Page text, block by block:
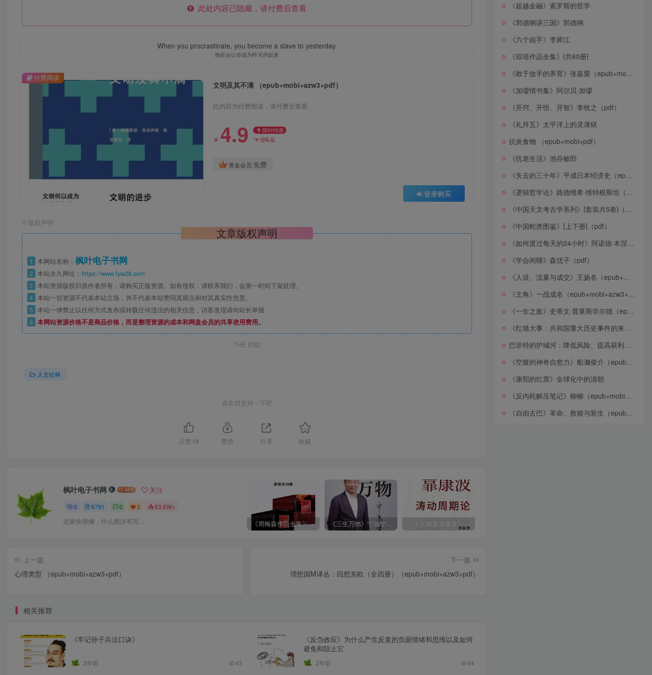
此处内容已隐藏，请付费后查看
When you procrastinate, you become a slave to yesterday.
拖延会让你成为昨天的奴隶
文明及其不满 （epub+mobi+azw3+pdf）
此内容为付费阅读，请付费后查看
￥ 4.9 限时特惠
￥29.9
黄金会员 免费
登录购买
付费阅读
© 版权声明
文章版权声明
1 本网站名称： 枫叶电子书网
2 本站永久网址： https://www.fyw28.com
3 本站资源版权归原作者所有，请购买正版资源。如有侵权，请联系我们，会第一时间下架处理。
4 本站一切资源不代表本站立场，并不代表本站赞同其观点和对其真实性负责。
5 本站一律禁止以任何方式发布或转载任何违法的相关信息，访客发现请向站长举报
6 本网站资源价格不是商品价格，而是整理资源的成本和网盘会员的共享使用费用。
THE END
人文社科
喜欢就支持一下吧
点赞 18 赞赏 分享 收藏
枫叶电子书网 关注
0 9791 0 3 63.6W+
这家伙很懒，什么都没有写... 《周梅森作品全集》[共30册] 《三生万物》宁高宁（epub+mobi+azw3+pdf） 《人生财富靠康波》波动周期论（epub+mobi+azw3+pdf）
上一篇
心理类型 （epub+mobi+azw3+pdf）
下一篇
理想国M译丛：回想东欧（全四册）（epub+mobi+azw3+pdf）
相关推荐
《牢记孙子兵法口诀》
2年前 43
《反刍效应》为什么产生反复的负面情绪和思维以及如何
避免和阻止它
2年前 44
《超越金融》索罗斯的哲学
《郭德纲讲三国》郭德纲
《六个凶手》李师江
《琼瑶作品全集》[共60册]
《敢于放手的养育》张嘉栗（epub+mobi+azw3+pdf）
《加缪情书集》阿尔贝·加缪
《开窍、开悟、开智》李牧之（pdf）
《礼拜五》太平洋上的灵薄狱
抗炎食物 （epub+mobi+pdf）
《抗老生活》池谷敏郎
《失去的三十年》平成日本经济史（epub+mobi+azw3+pdf）
《逻辑哲学论》路德维希·维特根斯坦（epub+mobi+azw3+pdf）
《中国天文考古学系列》[套装共5卷]（epub+mobi+azw3+pdf）
《中国蛇类图鉴》[上下册]（pdf）
《如何度过每天的24小时》阿诺德·本涅特（epub+mobi+azw3+pdf）
《学会闲聊》森优子（pdf）
《人设、流量与成交》王扬名（epub+mobi+azw3+pdf）
《主角》一战成名（epub+mobi+azw3+pdf）
《一生之敌》史蒂文·普莱斯菲尔德（epub+mobi+azw3+pdf）
《红墙大事：共和国重大历史事件的来龙去脉》（全二册）（pdf）
巴菲特的护城河：降低风险、提高获利的股市真规则(epub+azw3+mobi)
《空腹的神奇自愈力》船濑俊介（epub+mobi+azw3+pdf）
《康熙的红票》全球化中的清朝
《反内耗解压笔记》柳柳（epub+mobi+azw3+pdf）
《自由古巴》革命、救赎与新生（epub+mobi+azw3+pdf）